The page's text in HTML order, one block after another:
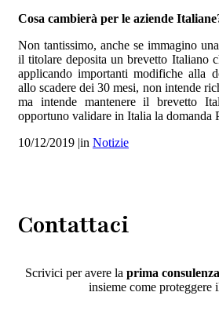
Cosa cambierà per le aziende
Non tantissimo, anche se immagino
il titolare deposita un brevetto Italiano
applicando importanti modifiche alla
allo scadere dei 30 mesi, non intende
ma intende mantenere il brevetto
opportuno validare in Italia la domanda
10/12/2019 |in Notizie
Contattaci
Scrivici per avere la prima
insieme come proteggere